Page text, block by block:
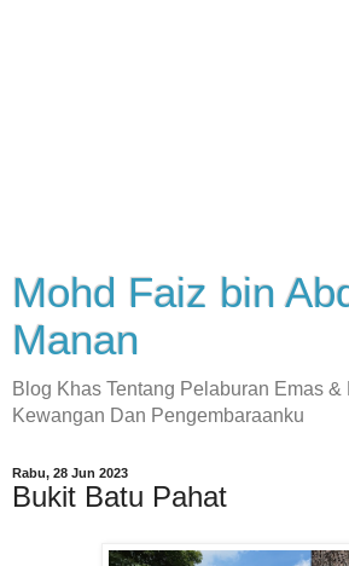
Mohd Faiz bin
Manan
Blog Khas Tentang Pelaburan Emas &
Kewangan Dan Pengembaraanku
Rabu, 28 Jun 2023
Bukit Batu Pahat